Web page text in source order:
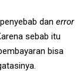
dan error
sebab itu
bisa